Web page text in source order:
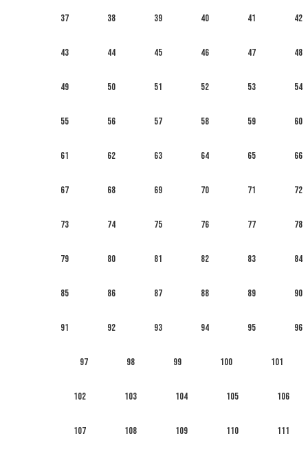
37 38 39 40 41 42
43 44 45 46 47 48
49 50 51 52 53 54
55 56 57 58 59 60
61 62 63 64 65 66
67 68 69 70 71 72
73 74 75 76 77 78
79 80 81 82 83 84
85 86 87 88 89 90
91 92 93 94 95 96
97 98 99 100 101
102 103 104 105 106
107 108 109 110 111